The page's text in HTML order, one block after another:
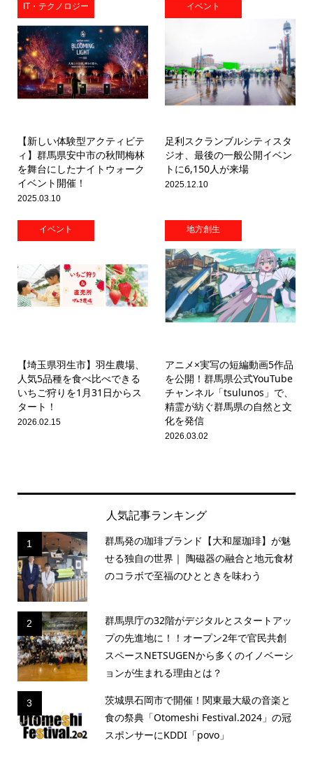
IT・テクノロジー
【新しい体験型アクティビテ
ィ】群馬県安中市の秋間梅林
を舞台にしたナイトウォーク
イベント開催！
2025.03.10
イベント
⾜利スクランブルシティスタ
ジオ、最後の⼀般公開イベン
トに6,150⼈が来場
2025.12.10
イベント
【埼玉県羽生市】羽生農場、
人気5品種を食べ比べできる
いちご狩りを1月31日からス
タート！
2026.02.15
地方創生
アニメ×実写の短編動画5作品
を公開！群馬県公式YouTube
チャンネル「tsulunos」で、
精霊が紡ぐ群馬県の自然と文
化を発信
2026.03.02
人気記事ランキング
1
群馬発の珈琲ブランド【大和屋珈琲】が魅
せる独自の世界｜ 陶磁器の融合と地元食材
のコラボで至福のひとときを味わう
2
群馬県庁の32階がデジタルとスタートアッ
プの先進地に！！オープン2年で官民共創
スペースNETSUGENから多くのイノベーシ
ョンが生まれる理由とは？
3
茨城県石岡市で開催！関東最大級の音楽と
食の祭典「Otomeshi Festival.2024」の冠
スポンサーにKDDI「povo」